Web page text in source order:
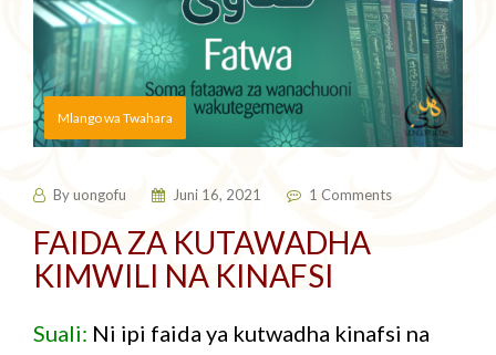
Mlango wa Twahara
Byuongofu Juni 16, 2021 1 Comments
FAIDA ZA KUTAWADHA
KIMWILI NA KINAFSI
Suali: Ni ipi faida ya kutwadha kinafsi na